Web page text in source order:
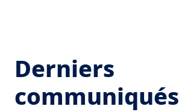
Derniers
communiqués